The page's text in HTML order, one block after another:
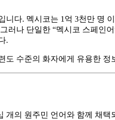
다. 멕시코는 1억 3천만 명
나 단일한 “멕시코 스페인
.
도 수준의 화자에게 유용한 정
의 원주민 언어와 함께 채